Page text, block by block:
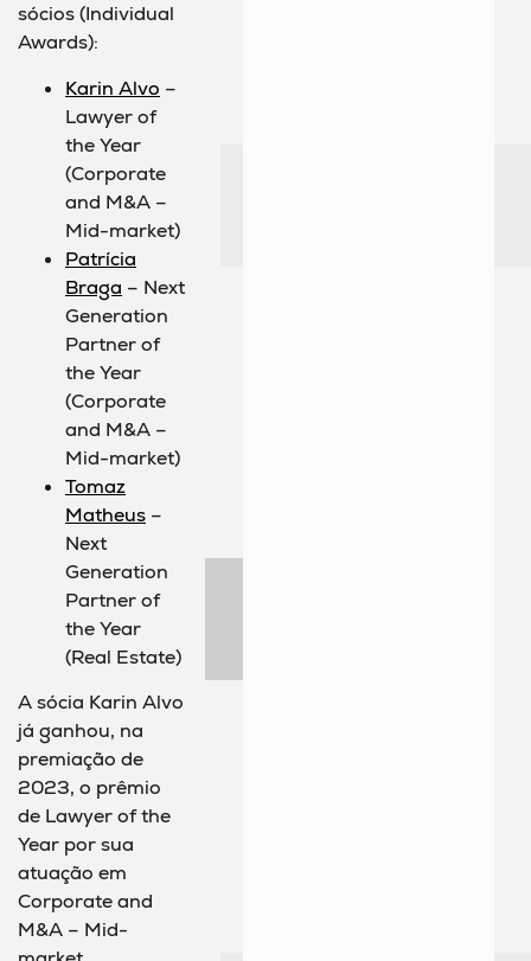
sócios (Individual
Awards):
Karin Alvo –
Lawyer of
the Year
(Corporate
and M&A –
Mid-market)
Patrícia
Braga – Next
Generation
Partner of
the Year
(Corporate
and M&A –
Mid-market)
Tomaz
Matheus –
Next
Generation
Partner of
the Year
(Real Estate)
A sócia Karin Alvo
já ganhou, na
premiação de
2023, o prêmio
de Lawyer of the
Year por sua
atuação em
Corporate and
M&A – Mid-